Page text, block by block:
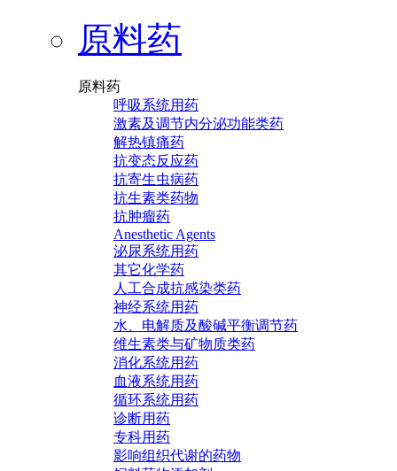
原料药
原料药
呼吸系统用药
激素及调节内分泌功能类药
解热镇痛药
抗变态反应药
抗寄生虫病药
抗生素类药物
抗肿瘤药
Anesthetic Agents
泌尿系统用药
其它化学药
人工合成抗感染类药
神经系统用药
水、电解质及酸碱平衡调节药
维生素类与矿物质类药
消化系统用药
血液系统用药
循环系统用药
诊断用药
专科用药
影响组织代谢的药物